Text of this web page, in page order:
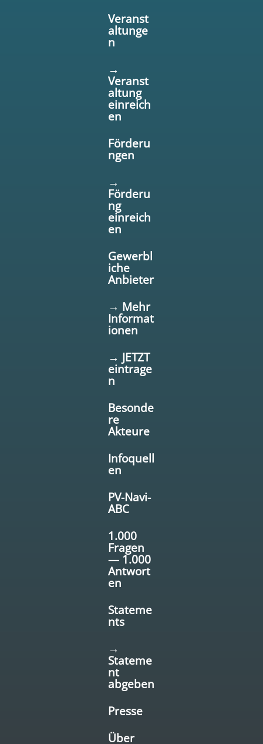
Veranst
altunge
n
→
Veranst
altung
einreich
en
Förderu
ngen
→
Förderu
ng
einreich
en
Gewerbl
iche
Anbieter
→ Mehr
Informat
ionen
→ JETZT
eintrage
n
Besonde
re
Akteure
Infoquell
en
PV-Navi-
ABC
1.000
Fragen
— 1.000
Antwort
en
Stateme
nts
→
Stateme
nt
abgeben
Presse
Über